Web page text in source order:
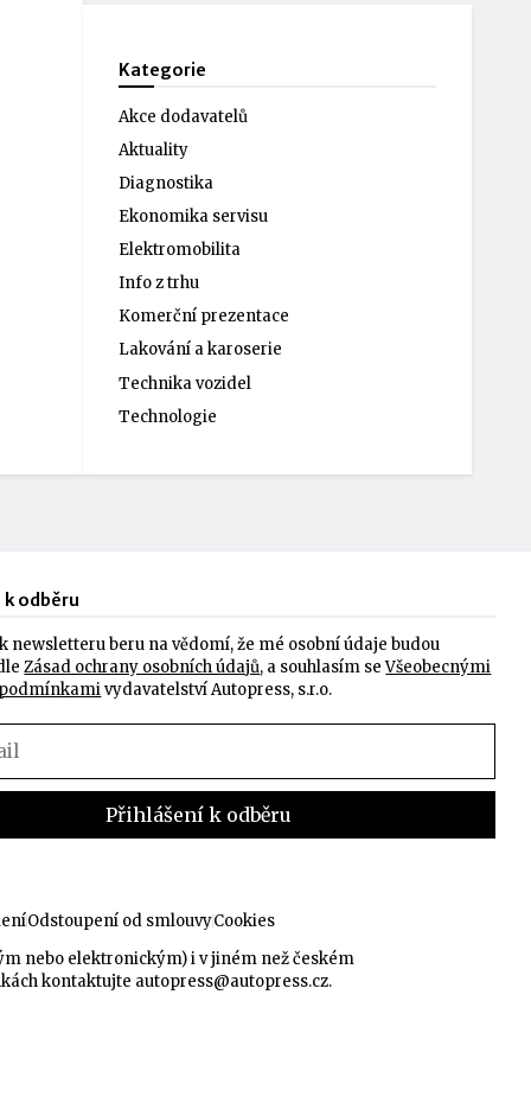
Kategorie
Akce dodavatelů
Aktuality
Diagnostika
Ekonomika servisu
Elektromobilita
Info z trhu
Komerční prezentace
Lakování a karoserie
Technika vozidel
Technologie
odběru
newsletteru beru na vědomí, že mé osobní údaje budou
Zásad ochrany osobních údajů, a souhlasím seVšeobecnými
vydavatelství Autopress, s.r.o.
Odstoupení od smlouvyCookies
nebo elektronickým) i v jiném než českém
kontaktujte autopress@autopress.cz.